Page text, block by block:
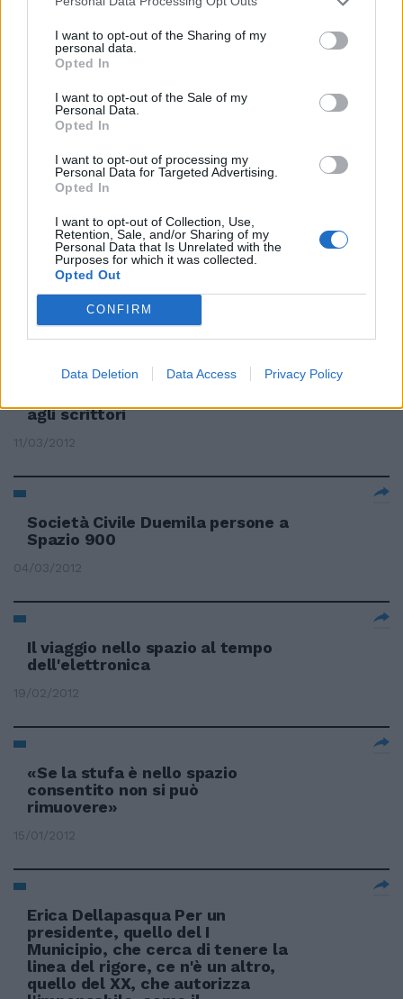
I want to opt-out of the Sharing of my
personal data.
Opted In
I want to opt-out of the Sale of my
Personal Data.
Opted In
I want to opt-out of processing my
Personal Data for Targeted Advertising.
Opted In
I want to opt-out of Collection, Use,
Retention, Sale, and/or Sharing of my
Personal Data that Is Unrelated with the
Purposes for which it was collected.
Opted Out
CONFIRM
Data Deletion Data Access Privacy Policy
Matteo Vincenzoni Erica
Dellapasqua Uno strato di
potrebbe unire via Lazio a piazza
Mignanelli, dove le strisce gialle
scompaiono insieme alle paline
spazio a sedie e tavolini.
08/04/2012
Fini vuole spazio nel Terzo Polo
agli scrittori
11/03/2012
Società Civile Duemila persone a
Spazio 900
04/03/2012
Il viaggio nello spazio al tempo
dell'elettronica
19/02/2012
«Se la stufa è nello spazio
consentito non si può
rimuovere»
15/01/2012
Erica Dellapasqua Per un
presidente, quello del I
Municipio, che cerca di tenere la
linea del rigore, ce n'è un altro,
quello del XX, che autorizza